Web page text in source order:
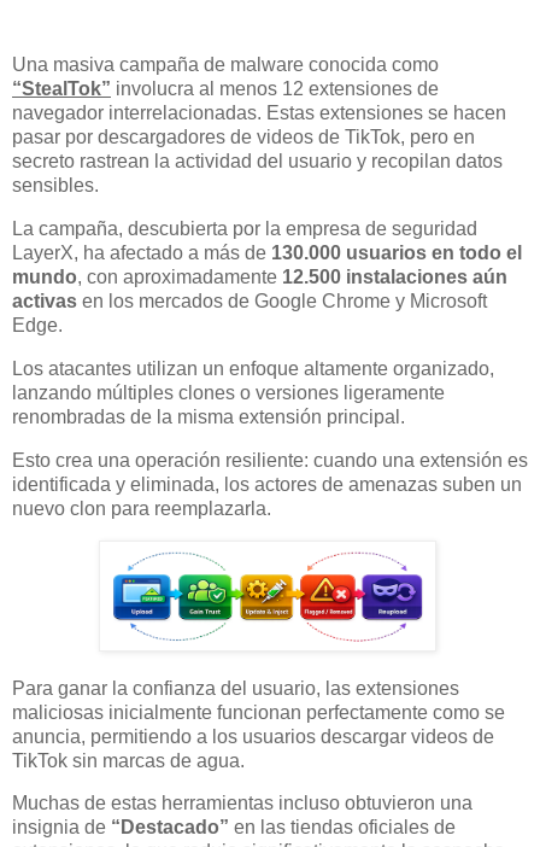
Una masiva campaña de malware conocida como
“StealTok” involucra al menos 12 extensiones de
navegador interrelacionadas. Estas extensiones se hacen
pasar por descargadores de videos de TikTok, pero en
secreto rastrean la actividad del usuario y recopilan datos
sensibles.
La campaña, descubierta por la empresa de seguridad
LayerX, ha afectado a más de 130.000 usuarios en todo el
mundo, con aproximadamente 12.500 instalaciones aún
activas en los mercados de Google Chrome y Microsoft
Edge.
Los atacantes utilizan un enfoque altamente organizado,
lanzando múltiples clones o versiones ligeramente
renombradas de la misma extensión principal.
Esto crea una operación resiliente: cuando una extensión es
identificada y eliminada, los actores de amenazas suben un
nuevo clon para reemplazarla.
Para ganar la confianza del usuario, las extensiones
maliciosas inicialmente funcionan perfectamente como se
anuncia, permitiendo a los usuarios descargar videos de
TikTok sin marcas de agua.
Muchas de estas herramientas incluso obtuvieron una
insignia de “Destacado” en las tiendas oficiales de